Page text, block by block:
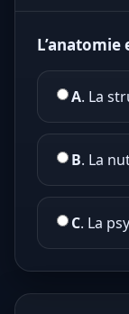
L’anatomie
A. La
B. La
C. La